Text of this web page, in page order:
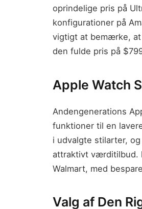
oprindelige pris på
konfigurationer på
vigtigt at bemærke,
den fulde pris på
Apple Watch
Andengenerations
funktioner til en
i udvalgte stilarter,
attraktivt værditilbud.
Walmart, med
Valg af Den